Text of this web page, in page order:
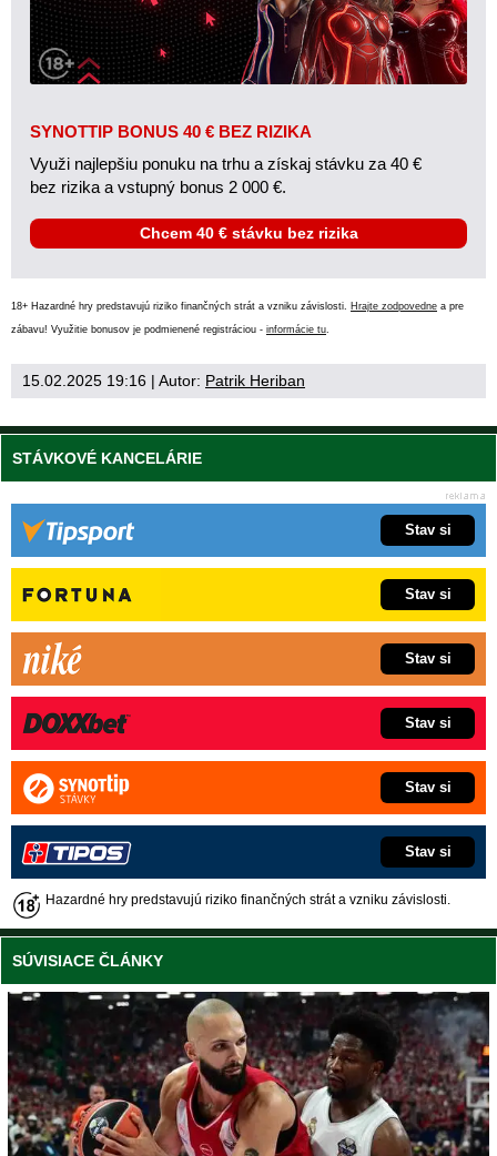
SYNOTTIP BONUS 40 € BEZ RIZIKA
Využi najlepšiu ponuku na trhu a získaj stávku za 40 €
bez rizika a vstupný bonus 2 000 €.
Chcem 40 € stávku bez rizika
18+ Hazardné hry predstavujú riziko finančných strát a vzniku závislosti. Hrajte zodpovedne a pre
zábavu! Využitie bonusov je podmienené registráciou - informácie tu.
15.02.2025 19:16 | Autor: Patrik Heriban
STÁVKOVÉ KANCELÁRIE
Stav si
Stav si
Stav si
Stav si
Stav si
Stav si
Hazardné hry predstavujú riziko finančných strát a vzniku závislosti.
SÚVISIACE ČLÁNKY